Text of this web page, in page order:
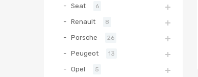
Seat 6
Renault 8
Porsche 26
Peugeot 13
Opel 5